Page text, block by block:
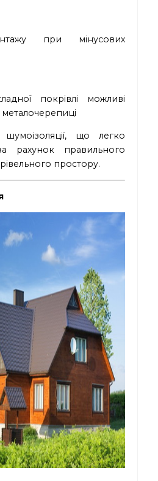
при мінусових
покрівлі можливі
металочерепиці
що легко
рахунок правильного
простору.